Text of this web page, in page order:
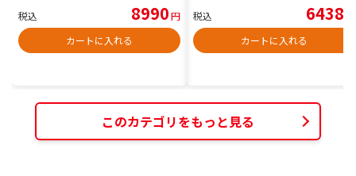
税込 8990円
カートに入れる
税込 6438
カートに入れる
このカテゴリをもっと見る